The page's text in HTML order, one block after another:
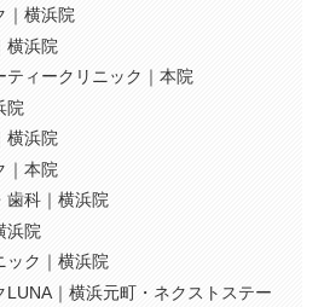
｜横浜院
横浜院
ティークリニック｜本院
院
横浜院
｜本院
歯科｜横浜院
浜院
ック｜横浜院
LUNA｜横浜元町・ネクストステー